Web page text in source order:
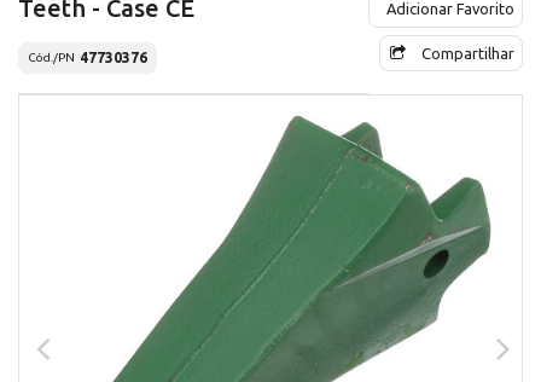
Teeth - Case CE
Cód./PN 47730376
Adicionar Favorito
Compartilhar